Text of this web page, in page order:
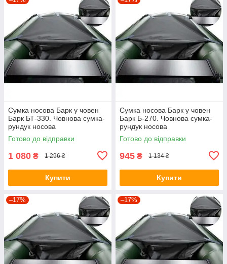
Сумка носова Барк у човен
Барк БТ-330. Човнова сумка-
рундук носова
Готово до відправки
1 080 ₴ 1 296 ₴
Купити
Сумка носова Барк у човен
Барк Б-270. Човнова сумка-
рундук носова
Готово до відправки
945 ₴ 1 134 ₴
Купити
–17% –17%